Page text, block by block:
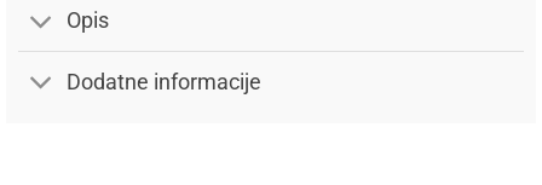
Opis
Dodatne informacije